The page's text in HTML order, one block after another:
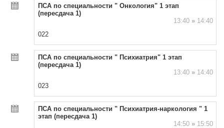
ПСА по специальности " Онкология" 1 этап
(пересдача 1)
13:40 »14:40
022
ПСА по специальности " Психиатрия" 1 этап
(пересдача 1)
13:40 »14:40
023
ПСА по специальности " Психиатрия-наркология " 1
этап (пересдача 1)
14:50 »15:50